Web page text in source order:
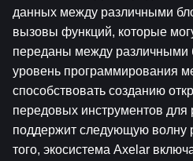
данных между различными
вызовы функций, которые
переданы между различными
уровень программирования
способствовать созданию
передовых инструментов для
поддержит следующую волну
того, экосистема Axelar